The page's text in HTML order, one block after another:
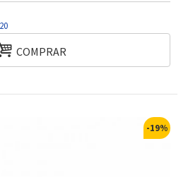
COMPRAR
-19%